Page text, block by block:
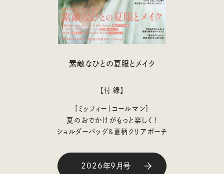
素敵なひとの夏服とメイク
【付 録】
［ミッフィー｜コールマン］
夏のおでかけがもっと楽しく！
ショルダーバッグ&夏柄クリアポーチ
2026年9月号